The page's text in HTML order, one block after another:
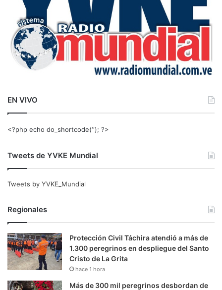
EN VIVO
<?php echo do_shortcode(‘‘); ?>
Tweets de YVKE Mundial
Tweets by YVKE_Mundial
Regionales
Protección Civil Táchira atendió a más de
1.300 peregrinos en despliegue del Santo
Cristo de La Grita
hace 1 hora
Más de 300 mil peregrinos desbordan de